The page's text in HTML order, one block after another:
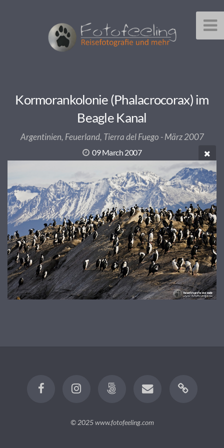
Kormorankolonie (Phalacrocorax) im
Beagle Kanal
Argentinien, Feuerland, Tierra del Fuego - März 2007
09 March 2007
© 2025www.fotofeeling.com